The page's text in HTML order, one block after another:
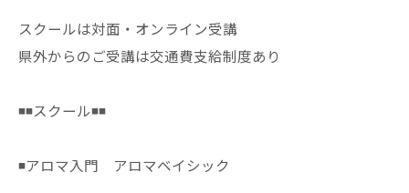
スクールは対面・オンライン受講
県外からのご受講は交通費支給制度あり
◾️◾️スクール◾️◾️
◾️アロマ入門 アロマベイシック